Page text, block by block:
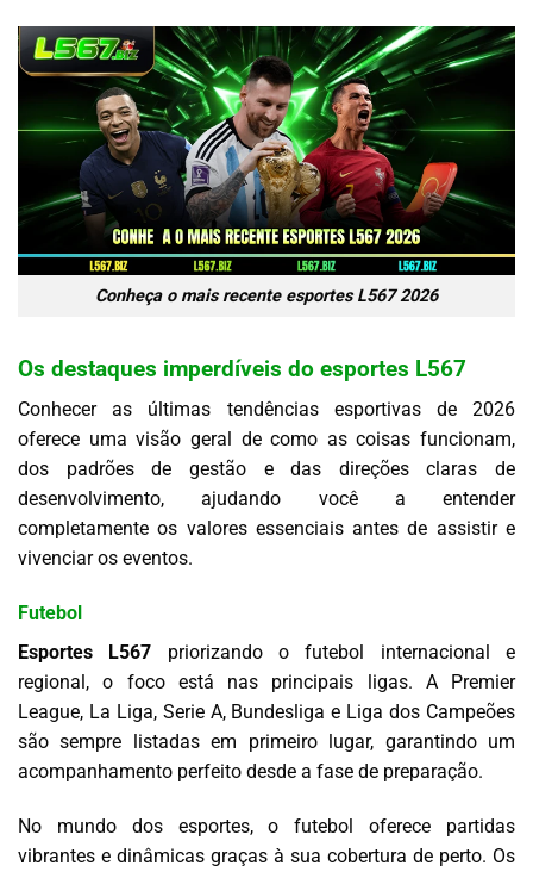
Conheça o mais recente esportes L567 2026
Os destaques imperdíveis do esportes L567
Conhecer as últimas tendências esportivas de 2026
oferece uma visão geral de como as coisas funcionam,
dos padrões de gestão e das direções claras de
desenvolvimento, ajudando você a entender
completamente os valores essenciais antes de assistir e
vivenciar os eventos.
Futebol
Esportes L567 priorizando o futebol internacional e
regional, o foco está nas principais ligas. A Premier
League, La Liga, Serie A, Bundesliga e Liga dos Campeões
são sempre listadas em primeiro lugar, garantindo um
acompanhamento perfeito desde a fase de preparação.
No mundo dos esportes, o futebol oferece partidas
vibrantes e dinâmicas graças à sua cobertura de perto. Os